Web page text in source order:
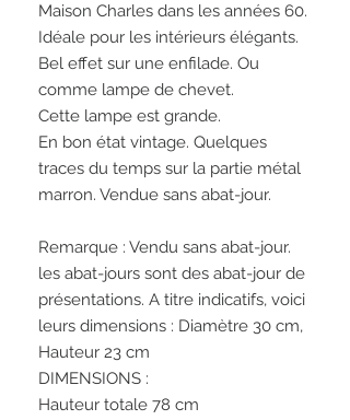
Maison Charles dans les années 60.
Idéale pour les intérieurs élégants.
Bel effet sur une enfilade. Ou
comme lampe de chevet.
Cette lampe est grande.
En bon état vintage. Quelques
traces du temps sur la partie métal
marron. Vendue sans abat-jour.
Remarque : Vendu sans abat-jour.
les abat-jours sont des abat-jour de
présentations. A titre indicatifs, voici
leurs dimensions : Diamètre 30 cm,
Hauteur 23 cm
DIMENSIONS :
Hauteur totale 78 cm